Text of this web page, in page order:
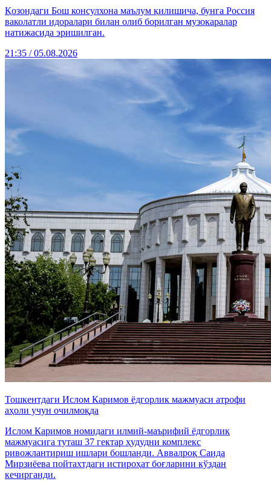
Қозондаги Бош консулхона маълум қилишича, бунга Россия
ваколатли идоралари билан олиб борилган музокаралар
натижасида эришилган.
21:35 / 05.08.2026
Тошкентдаги Ислом Каримов ёдгорлик мажмуаси атрофи
аҳоли учун очилмоқда
Ислом Каримов номидаги илмий-маърифий ёдгорлик
мажмуасига туташ 37 гектар ҳудудни комплекс
ривожлантириш ишлари бошланди. Аввалроқ Саида
Мирзиёева пойтахтдаги истироҳат боғларини кўздан
кечирганди.